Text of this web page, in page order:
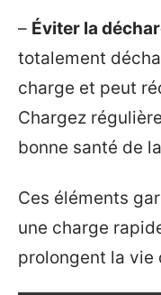
– Éviter la
totalement
charge et peut
Chargez
bonne santé de
Ces éléments
une charge
prolongent la vie